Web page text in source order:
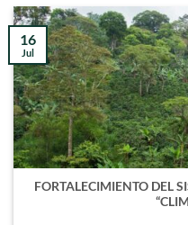
FORTALECIMIENTO DEL
16
Jul